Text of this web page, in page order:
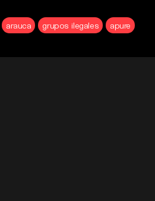
arauca grupos ilegales apure